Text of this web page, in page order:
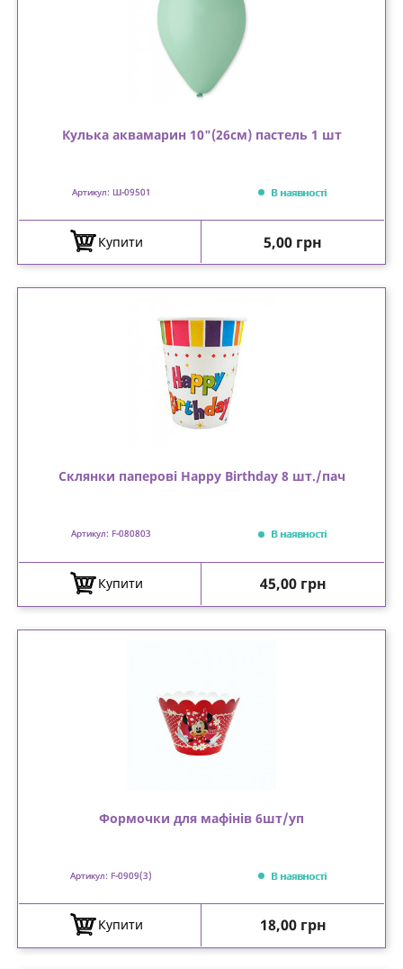
Кулька аквамарин 10"(26см) пастель 1 шт
Артикул: Ш-09501 В наявності
Купити Ціна
5,00 грн
Склянки паперові Happy Birthday 8 шт./пач
Артикул: F-080803 В наявності
Купити Ціна
45,00 грн
Формочки для мафінів 6шт/уп
Артикул: F-0909(3) В наявності
Купити Ціна
18,00 грн